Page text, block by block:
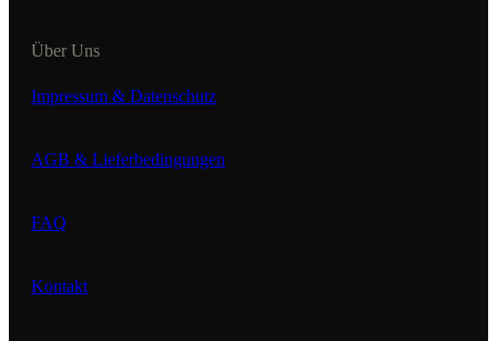
Über Uns
Impressum & Datenschutz
AGB & Lieferbedingungen
FAQ
Kontakt